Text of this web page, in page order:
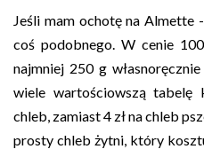
Jeśli mam ochotę na
coś podobnego. W cenie
najmniej 250 g
wiele wartościowszą tabelę
chleb, zamiast 4 zł na chleb
prosty chleb żytni, który